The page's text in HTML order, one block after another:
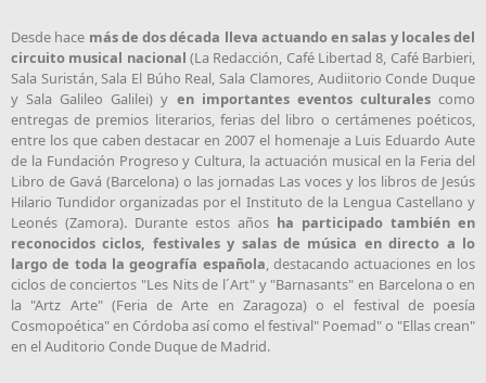
Desde hace más de dos década lleva actuando en salas y locales del
circuito musical nacional (La Redacción, Café Libertad 8, Café Barbieri,
Sala Suristán, Sala El Búho Real, Sala Clamores, Audiitorio Conde Duque
y Sala Galileo Galilei) y en importantes eventos culturalescomo
entregas de premios literarios, ferias del libro o certámenes poéticos,
entre los que caben destacar en 2007 el homenaje a Luis Eduardo Aute
de la Fundación Progreso y Cultura, la actuación musical en la Feria del
Libro de Gavá (Barcelona) o las jornadas Las voces y los libros de Jesús
Hilario Tundidor organizadas por el Instituto de la Lengua Castellano y
Leonés (Zamora). Durante estos años ha participado también en
reconocidos ciclos, festivales y salas de música en directo a lo
largo de toda la geografía española, destacando actuaciones en los
ciclos de conciertos "Les Nits de l´Art" y "Barnasants" en Barcelona o en
la "Artz Arte" (Feria de Arte en Zaragoza) o el festival de poesía
Cosmopoética" en Córdoba así como el festival" Poemad" o "Ellas crean"
en el Auditorio Conde Duque de Madrid.